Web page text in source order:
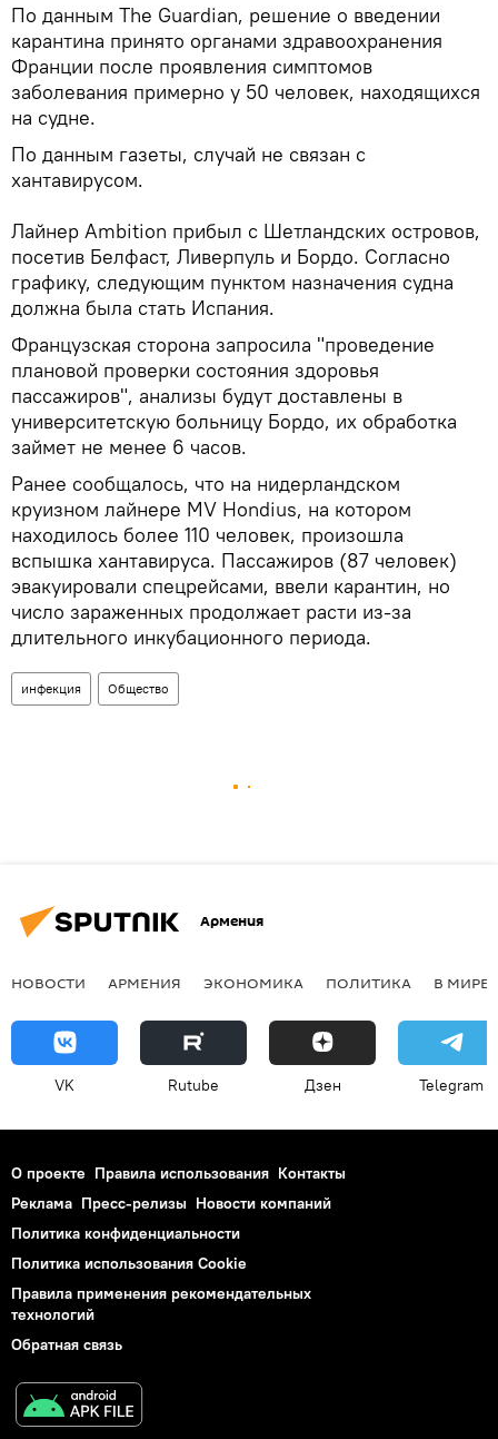
По данным The Guardian, решение о введении
карантина принято органами здравоохранения
Франции после проявления симптомов
заболевания примерно у 50 человек, находящихся
на судне.
По данным газеты, случай не связан с
хантавирусом.
Лайнер Ambition прибыл с Шетландских островов,
посетив Белфаст, Ливерпуль и Бордо. Согласно
графику, следующим пунктом назначения судна
должна была стать Испания.
Французская сторона запросила "проведение
плановой проверки состояния здоровья
пассажиров", анализы будут доставлены в
университетскую больницу Бордо, их обработка
займет не менее 6 часов.
Ранее сообщалось, что на нидерландском
круизном лайнере MV Hondius, на котором
находилось более 110 человек, произошла
вспышка хантавируса. Пассажиров (87 человек)
эвакуировали спецрейсами, ввели карантин, но
число зараженных продолжает расти из-за
длительного инкубационного периода.
инфекция Общество
Армения
НОВОСТИ АРМЕНИЯ ЭКОНОМИКА ПОЛИТИКА В МИРЕ
VK Rutube Дзен Telegram
О проекте Правила использования Контакты
Реклама Пресс-релизы Новости компаний
Политика конфиденциальности
Политика использования Cookie
Правила применения рекомендательных
технологий
Обратная связь